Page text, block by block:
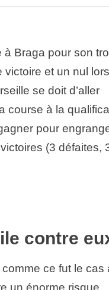
à Braga pour son
et un nul
se doit d’aller
course à la
pour
(3 défaites,
contre
ce fut le cas
un énorme risque.